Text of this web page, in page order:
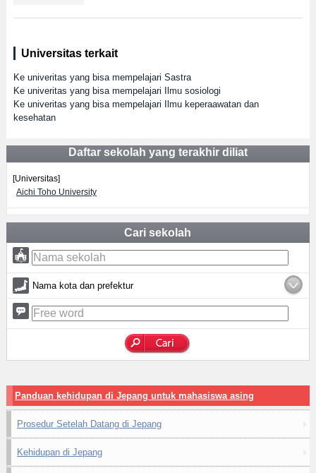
Universitas terkait
Ke univeritas yang bisa mempelajari Sastra
Ke univeritas yang bisa mempelajari Ilmu sosiologi
Ke univeritas yang bisa mempelajari Ilmu keperaawatan dan
kesehatan
Daftar sekolah yang terakhir diliat
[Universitas]
Aichi Toho University
Cari sekolah
Nama kota dan prefektur
Panduan kehidupan di Jepang untuk mahasiswa asing
Prosedur Setelah Datang di Jepang
Kehidupan di Jepang